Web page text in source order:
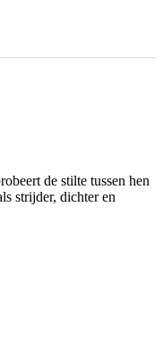
de stilte tussen hen
strijder, dichter en